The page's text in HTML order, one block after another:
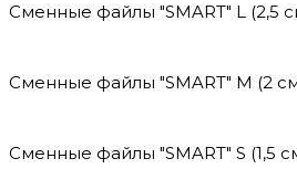
Сменные файлы "SMART" L (2,5
Сменные файлы "SMART" M (2
Сменные файлы "SMART" S (1,5